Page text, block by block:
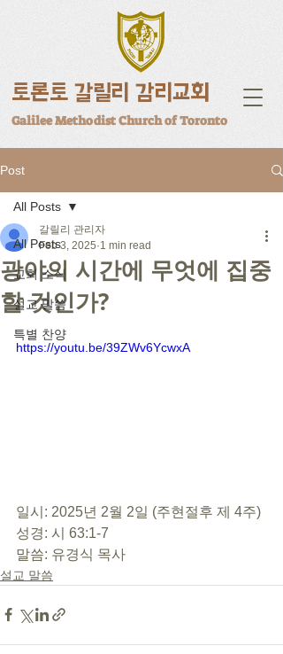
토론토 갈릴리 감리교회
Galilee Methodist Church of Toronto
Post
All Posts
교회 소식
설교 말씀
특별 찬양
All Posts
광야의 시간에 무엇에 집중
할 것인가?
갈릴리 관리자
Feb 3, 2025 1 min read
https://youtu.be/39ZWv6YcwxA
일시: 2025년 2월 2일 (주현절후 제 4주)
성경: 시 63:1-7
말씀: 유경식 목사
설교 말씀